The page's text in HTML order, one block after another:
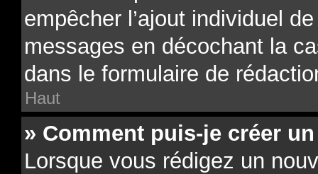
empêcher l’ajout individuel
messages en décochant la
dans le formulaire de
Haut
» Comment puis-je créer
Lorsque vous rédigez un